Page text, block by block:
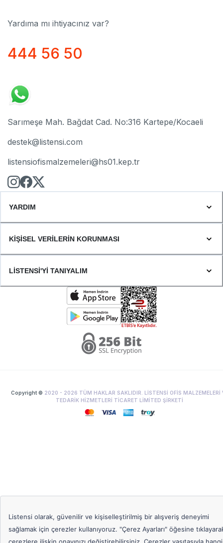
Yardıma mı ihtiyacınız var?
444 56 50
Sarımeşe Mah. Bağdat Cad. No:316 Kartepe/Kocaeli
destek@listensi.com
listensiofismalzemeleri@hs01.kep.tr
YARDIM
KİŞİSEL VERİLERİN KORUNMASI
LİSTENSİ'Yİ TANIYALIM
Copyright © 2020 - 2026 TÜM HAKLAR SAKLIDIR. LİSTENSİ OFİS MALZEMELERİ
TEDARİK HİZMETLERİ TİCARET LİMİTED ŞİRKETİ